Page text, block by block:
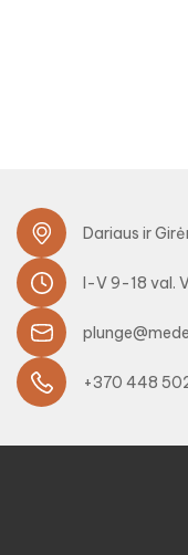
Dariaus ir
I-V 9-18 val.
+370 448